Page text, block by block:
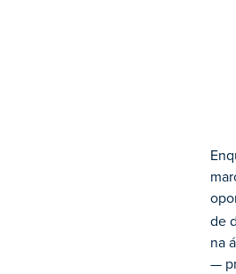
de
na
—